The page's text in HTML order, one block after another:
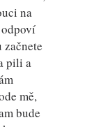
na
začnete
pili a
mě,
bude